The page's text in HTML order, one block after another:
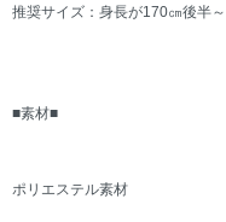
推奨サイズ：身長が170㎝後半
■素材■
ポリエステル素材